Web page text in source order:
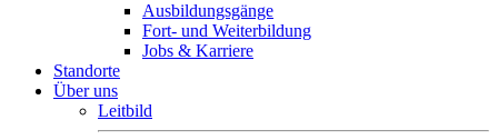
Ausbildungsgänge
Fort- und Weiterbildung
Jobs & Karriere
Standorte
Über uns
Leitbild